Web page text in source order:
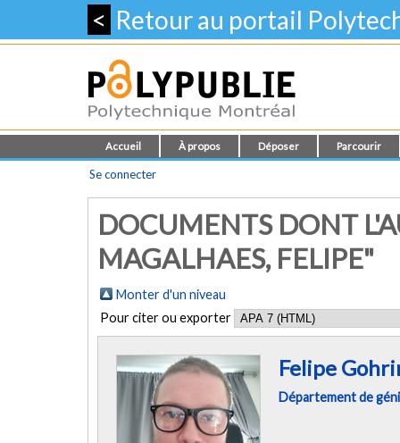
< Retour au portail
Accueil À propos Déposer Parcourir
Se connecter
DOCUMENTS DONT
MAGALHAES, FELIPE"
Monter d'un niveau
Pour citer ou exporter
Felipe
Département de